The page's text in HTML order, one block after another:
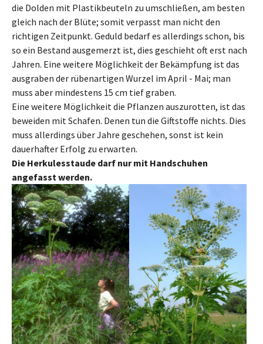
die Dolden mit Plastikbeuteln zu umschließen, am besten
gleich nach der Blüte; somit verpasst man nicht den
richtigen Zeitpunkt. Geduld bedarf es allerdings schon, bis
so ein Bestand ausgemerzt ist, dies geschieht oft erst nach
Jahren. Eine weitere Möglichkeit der Bekämpfung ist das
ausgraben der rübenartigen Wurzel im April - Mai; man
muss aber mindestens 15 cm tief graben.
Eine weitere Möglichkeit die Pflanzen auszurotten, ist das
beweiden mit Schafen. Denen tun die Giftstoffe nichts. Dies
muss allerdings über Jahre geschehen, sonst ist kein
dauerhafter Erfolg zu erwarten.
Die Herkulesstaude darf nur mit Handschuhen
angefasst werden.